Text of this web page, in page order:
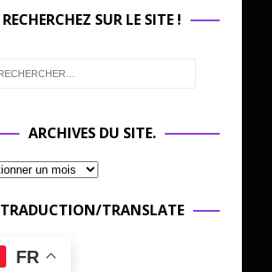
RECHERCHEZ SUR LE SITE !
ARCHIVES DU SITE.
TRADUCTION/TRANSLATE
FR